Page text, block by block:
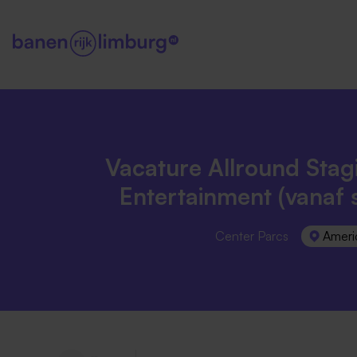
Vacature Allround
Entertainment (vanaf
Center Parcs